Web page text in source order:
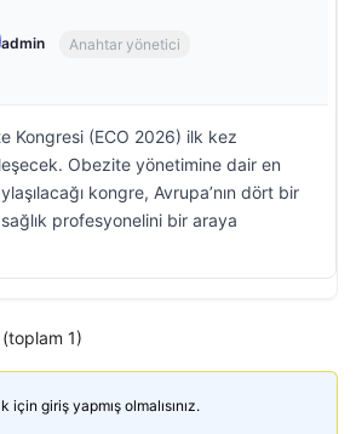
admin Anahtar yönetici
Kongresi (ECO 2026) ilk kez
Obezite yönetimine dair en
kongre, Avrupa’nın dört bir
profesyonelini bir araya
1)
için giriş yapmış olmalısınız.